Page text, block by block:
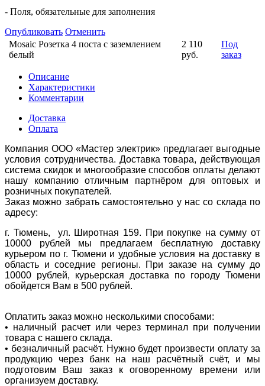
- Поля, обязательные для заполнения
Опубликовать Отменить
Mosaic Розетка 4 поста с заземлением
белый
2 110
руб.
Под
заказ
Описание
Характеристики
Комментарии
Доставка
Оплата
Компания ООО «Мастер электрик» предлагает выгодные
условия сотрудничества. Доставка товара, действующая
система скидок и многообразие способов оплаты делают
нашу компанию отличным партнёром для оптовых и
розничных покупателей.
Заказ можно забрать самостоятельно у нас со склада по
адресу:
г. Тюмень, ул. Широтная 159. При покупке на сумму от
10000 рублей мы предлагаем бесплатную доставку
курьером по г. Тюмени и удобные условия на доставку в
область и соседние регионы. При заказе на сумму до
10000 рублей, курьерская доставка по городу Тюмени
обойдется Вам в 500 рублей.
Оплатить заказ можно несколькими способами:
• наличный расчет или через терминал при получении
товара с нашего склада.
• безналичный расчёт. Нужно будет произвести оплату за
продукцию через банк на наш расчётный счёт, и мы
подготовим Ваш заказ к оговоренному времени или
организуем доставку.